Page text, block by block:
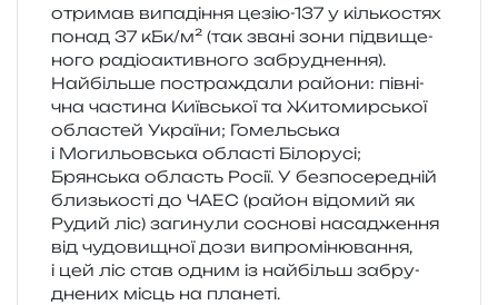
отри­мав випа­ді­н­ня цезію-137 у кіль­ко­стях
понад 37 кБк/​м² (так звані зони під­ви­ще­
но­го радіо­актив­но­го забру­дне­н­ня).
Найбільше постра­жда­ли райо­ни: пів­ні­
чна части­на Київської та Житомирської
обла­стей України; Гомельська
і Могильовська обла­сті Білорусі;
Брянська область Росії. У без­по­се­ре­дній
близь­ко­сті до ЧАЕС (район відо­мий як
Рудий ліс) заги­ну­ли сосно­ві наса­дже­н­ня
від чудо­ви­щної дози випро­мі­ню­ва­н­ня,
і цей ліс став одним із най­більш забру­
дне­них місць на планеті.